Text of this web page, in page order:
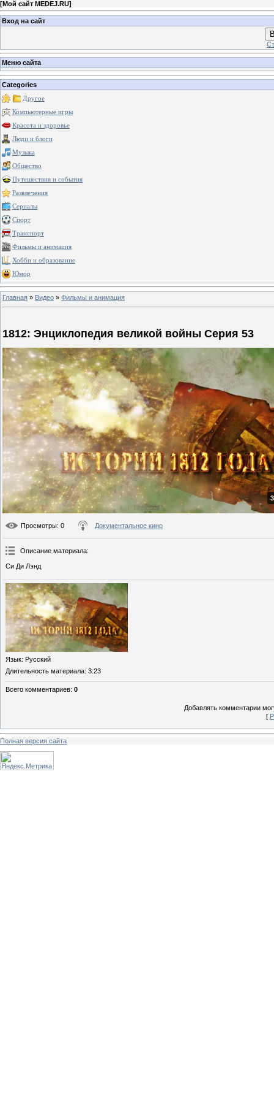
[Мой сайт MEDEJ.RU]
Вход на сайт
Меню сайта
Categories
Другое
Компьютерные игры
Красота и здоровье
Люди и блоги
Музыка
Общество
Путешествия и события
Развлечения
Сериалы
Спорт
Транспорт
Фильмы и анимация
Хобби и образование
Юмор
Главная » Видео » Фильмы и анимация
1812: Энциклопедия великой войны Серия 53
Просмотры: 0 Документальное кино
Описание материала:
Си Ди Лэнд
Язык: Русский
Длительность материала: 3:23
Всего комментариев: 0
Добавлять комментарии
[
Полная версия сайта